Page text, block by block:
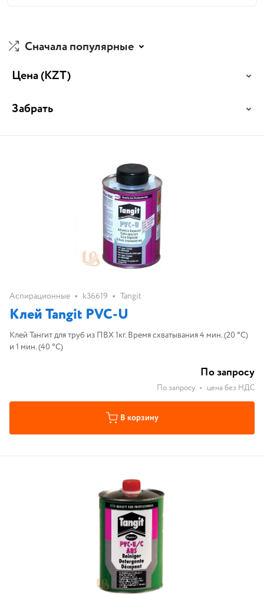
Сначала популярные
Цена(KZT)
Забрать
Аспирационные • k36619 • Tangit
Клей Tangit PVC-U
Клей Тангит для труб из ПВХ 1кг. Время схватывания 4 мин. (20 °C)
и 1 мин. (40 °C)
По запросу
По запросу • цена без НДС
В корзину